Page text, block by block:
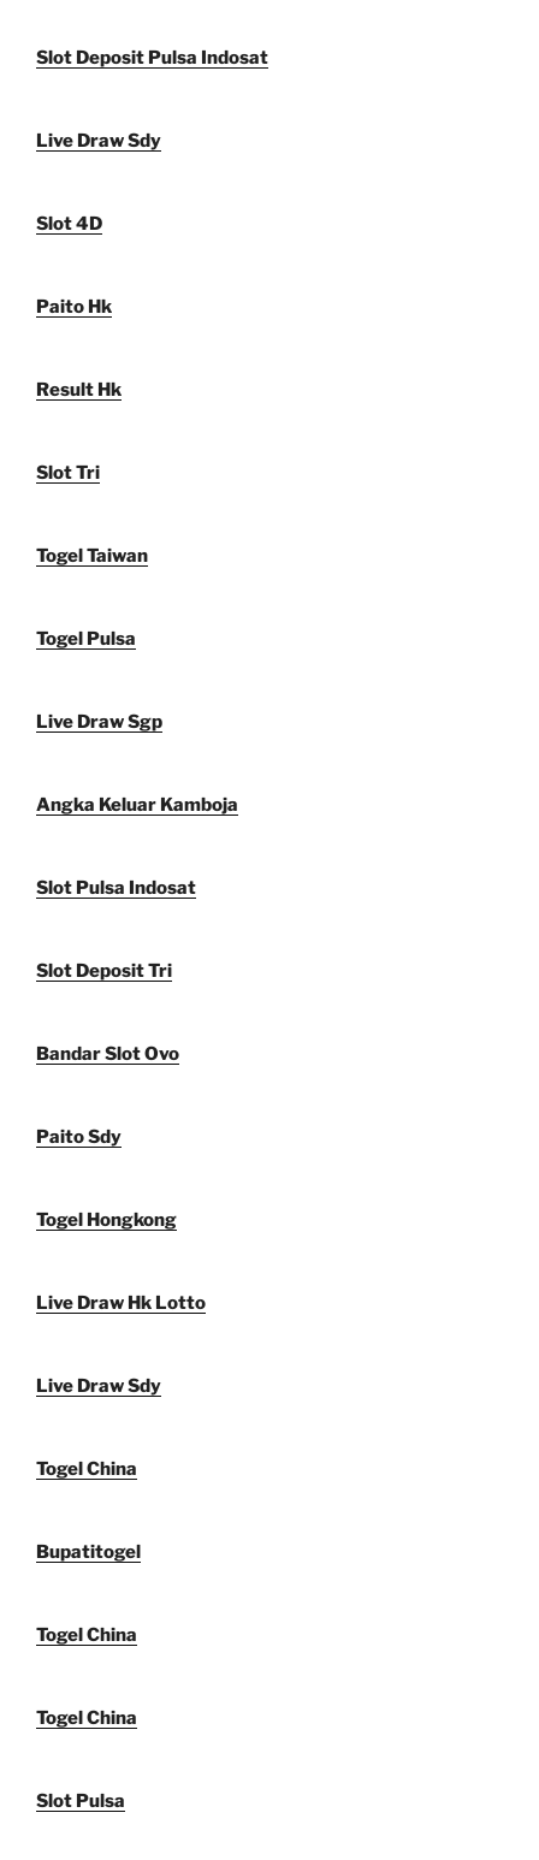
Slot Deposit Pulsa Indosat
Live Draw Sdy
Slot 4D
Paito Hk
Result Hk
Slot Tri
Togel Taiwan
Togel Pulsa
Live Draw Sgp
Angka Keluar Kamboja
Slot Pulsa Indosat
Slot Deposit Tri
Bandar Slot Ovo
Paito Sdy
Togel Hongkong
Live Draw Hk Lotto
Live Draw Sdy
Togel China
Bupatitogel
Togel China
Togel China
Slot Pulsa